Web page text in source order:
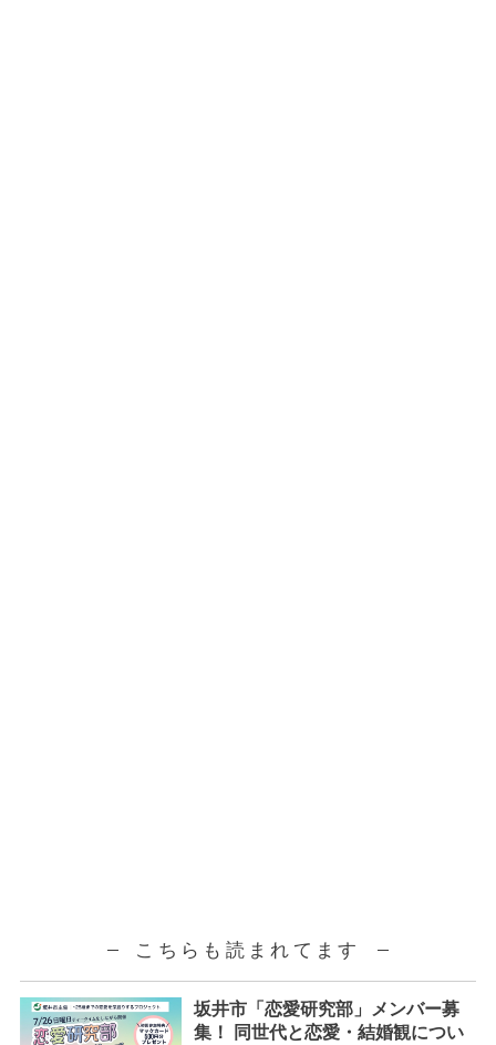
こちらも読まれてます
坂井市「恋愛研究部」メンバー募
集！ 同世代と恋愛・結婚観につい